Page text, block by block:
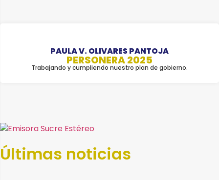
PAULA V. OLIVARES PANTOJA
PERSONERA 2025
Trabajando y cumpliendo nuestro plan de gobierno.
Últimas noticias